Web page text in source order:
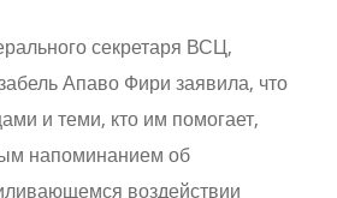
секретаря ВСЦ,
Апаво Фири заявила, что
и теми, кто им помогает,
напоминанием об
воздействии